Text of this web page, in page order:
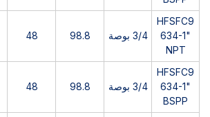
HFSFC9
634-1"
NPT
3/4 بوصة 98.8
48
HFSFC9
634-1"
BSPP
3/4 بوصة 98.8
48